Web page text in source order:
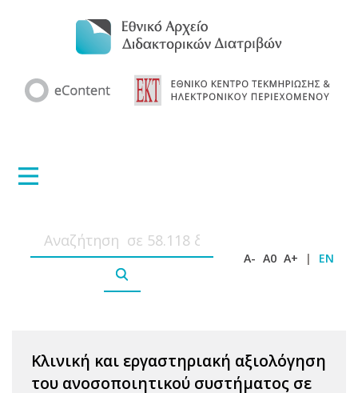
A- A0 A+ | EN
Κλινική και εργαστηριακή αξιολόγηση
του ανοσοποιητικού συστήματος σε